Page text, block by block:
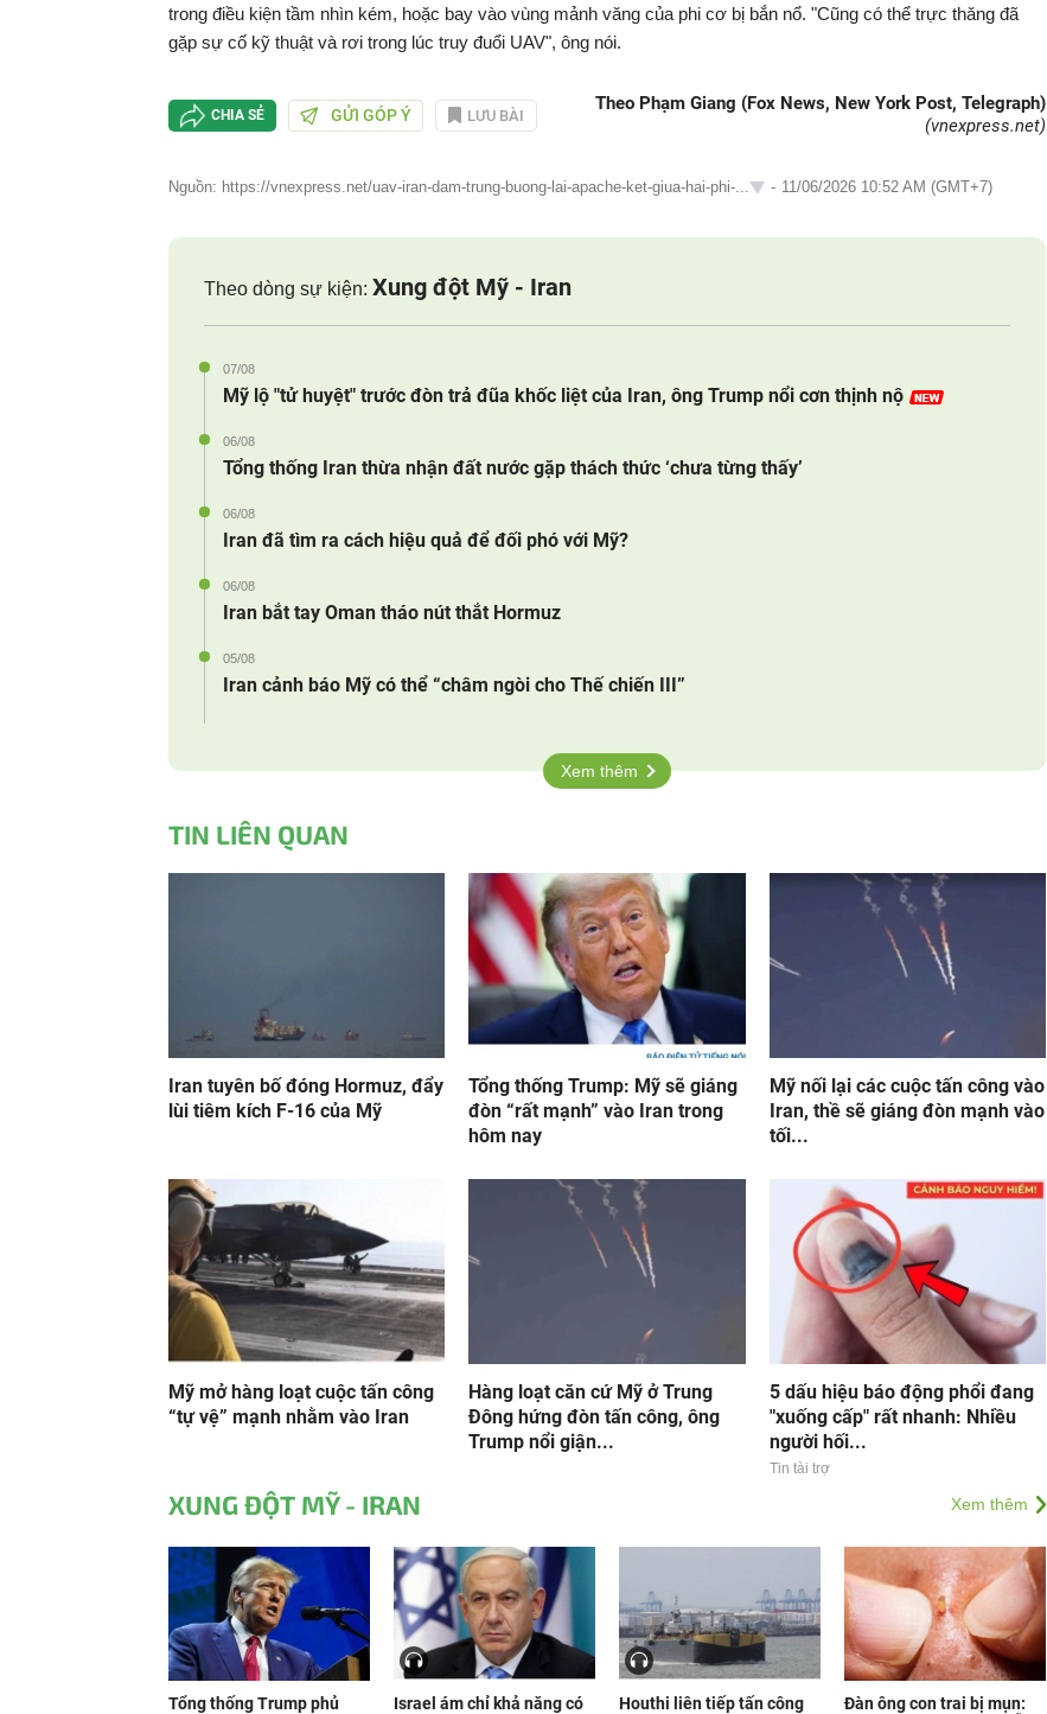
trong điều kiện tầm nhìn kém, hoặc bay vào vùng mảnh văng của phi cơ bị bắn nổ. "Cũng có thể trực thăng đã
gặp sự cố kỹ thuật và rơi trong lúc truy đuổi UAV", ông nói.
CHIA SẺ GỬI GÓP Ý LƯU BÀI
Theo Phạm Giang (Fox News, New York Post, Telegraph)
(vnexpress.net)
Nguồn: https://vnexpress.net/uav-iran-dam-trung-buong-lai-apache-ket-giua-hai-phi-... - 11/06/2026 10:52 AM (GMT+7)
Theo dòng sự kiện: Xung đột Mỹ - Iran
07/08
Mỹ lộ "tử huyệt" trước đòn trả đũa khốc liệt của Iran, ông Trump nổi cơn thịnh nộ
06/08
Tổng thống Iran thừa nhận đất nước gặp thách thức ‘chưa từng thấy’
06/08
Iran đã tìm ra cách hiệu quả để đối phó với Mỹ?
06/08
Iran bắt tay Oman tháo nút thắt Hormuz
05/08
Iran cảnh báo Mỹ có thể “châm ngòi cho Thế chiến III”
Xem thêm
TIN LIÊN QUAN
Iran tuyên bố đóng Hormuz, đẩy
lùi tiêm kích F-16 của Mỹ
Tổng thống Trump: Mỹ sẽ giáng
đòn “rất mạnh” vào Iran trong
hôm nay
Mỹ nối lại các cuộc tấn công vào
Iran, thề sẽ giáng đòn mạnh vào
tối...
Mỹ mở hàng loạt cuộc tấn công
“tự vệ” mạnh nhằm vào Iran
Hàng loạt căn cứ Mỹ ở Trung
Đông hứng đòn tấn công, ông
Trump nổi giận...
5 dấu hiệu báo động phổi đang
"xuống cấp" rất nhanh: Nhiều
người hối...
Tin tài trợ
XUNG ĐỘT MỸ - IRAN Xem thêm
Tổng thống Trump phủ Israel ám chỉ khả năng có Houthi liên tiếp tấn công Đàn ông con trai bị mụn: